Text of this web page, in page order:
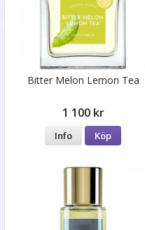
Bitter Melon Lemon Tea
1 100 kr
Info Köp